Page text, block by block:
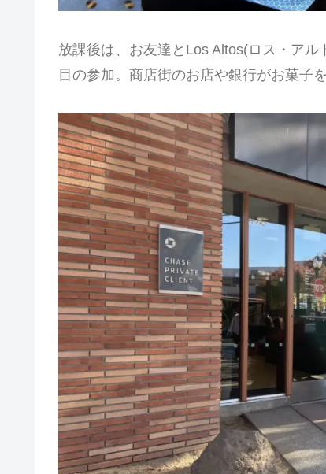
放課後は、お友達とLos Altos(ロス・ア
目の参加。商店街のお店や銀行がお菓子